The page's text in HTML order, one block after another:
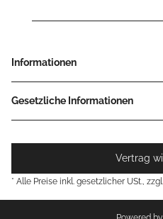
Informationen
Gesetzliche Informationen
Vertrag
* Alle Preise inkl. gesetzlicher USt., zzgl.